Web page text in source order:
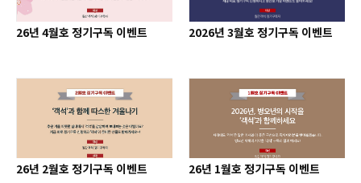
26년 4월호 정기구독 이벤트 2026년 3월호 정기구독 이벤트
26년 2월호 정기구독 이벤트 26년 1월호 정기구독 이벤트